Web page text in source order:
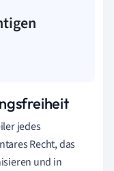
jedes
Recht, das
und in